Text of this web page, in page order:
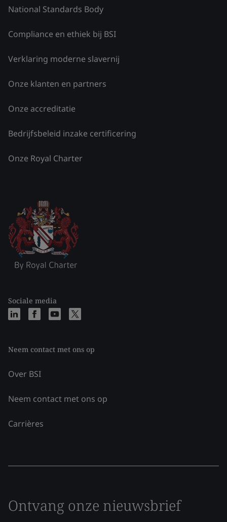
National Standards Body
Compliance en ethiek bij BSI
Verklaring moderne slavernij
Onze klanten en partners
Onze accreditatie
Bedrijfsbeleid inzake certificering
Onze Royal Charter
Sociale media
Neem contact met ons op
Over BSI
Neem contact met ons op
Carrières
Ontvang onze nieuwsbrief